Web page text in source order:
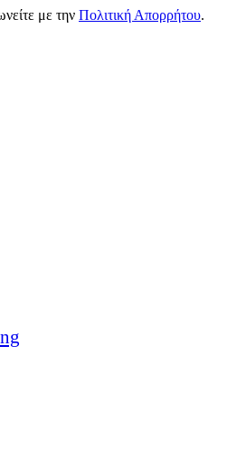
με την Πολιτική Απορρήτου.